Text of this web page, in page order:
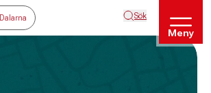
Dalarna Sök
Meny